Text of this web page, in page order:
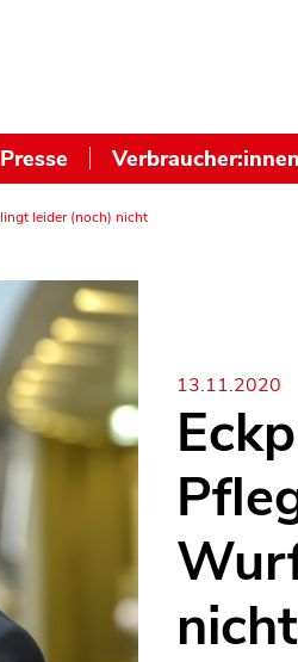
Presse Verbraucher:innen
leider (noch) nicht
13.11.2020
nicht